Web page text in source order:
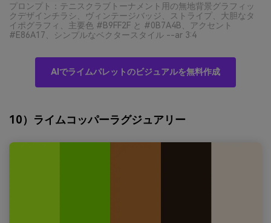
プロンプト：テニスクラブトーナメント用の無地背景グラフィッ
クデザインチラシ、ヴィンテージバッジ、ストライプ、大胆なタ
イポグラフィ、主要色 #B9FF2F と #0B7A4B、アクセント
#E86A17、シンプルなベクタースタイル --ar 3:4
AIでライムパレットのビジュアルを無料作成
10）ライムコッパーラグジュアリー